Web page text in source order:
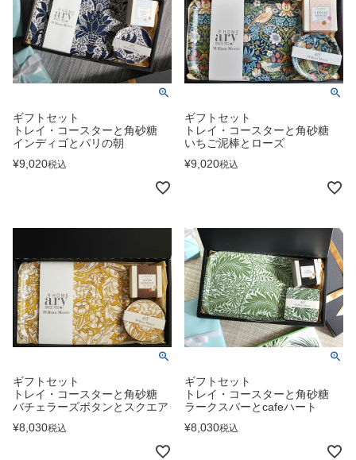
ギフトセット
トレイ・コースターと角砂糖
インディゴとパリの朝
¥9,020税込
ギフトセット
トレイ・コースターと角砂糖
いちご泥棒とローズ
¥9,020税込
ギフトセット
トレイ・コースターと角砂糖
バチェラーズボタンとスクエア
¥8,030税込
ギフトセット
トレイ・コースターと角砂糖
ラークスパーとcafeハート
¥8,030税込